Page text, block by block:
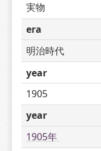
実物
era
明治時代
year
1905
year
1905年